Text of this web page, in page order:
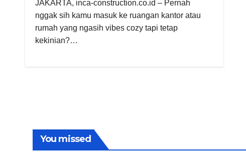
JAKARTA, inca-construction.co.id – Pernah
nggak sih kamu masuk ke ruangan kantor atau
rumah yang ngasih vibes cozy tapi tetap
kekinian?…
You missed